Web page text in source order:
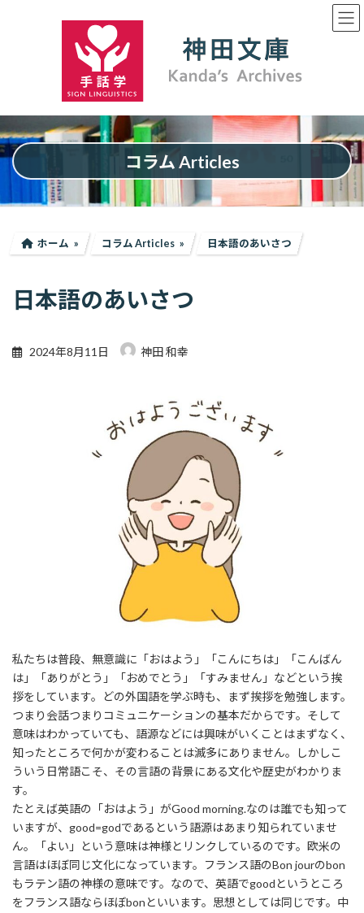
ッ
プ
移
動
コラム Articles
ホーム コラム Articles 日本語のあいさつ
日本語のあいさつ
2024年8月11日 神田 和幸
私たちは普段、無意識に「おはよう」「こんにちは」「こんばん
は」「ありがとう」「おめでとう」「すみません」などという挨
拶をしています。どの外国語を学ぶ時も、まず挨拶を勉強します。
つまり会話つまりコミュニケーションの基本だからです。そして
意味はわかっていても、語源などには興味がいくことはまずなく、
知ったところで何かが変わることは滅多にありません。しかしこ
ういう日常語こそ、その言語の背景にある文化や歴史がわかりま
す。
たとえば英語の「おはよう」がGood morning.なのは誰でも知って
いますが、good=godであるという語源はあまり知られていませ
ん。「よい」という意味は神様とリンクしているのです。欧米の
言語はほぼ同じ文化になっています。フランス語のBon jourのbon
もラテン語の神様の意味です。なので、英語でgoodというところ
をフランス語ならほぼbonといいます。思想としては同じです。中